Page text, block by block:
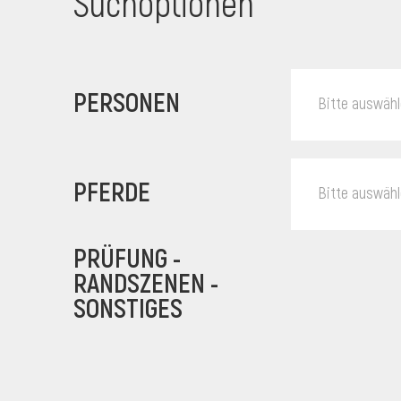
PERSONEN Bitte
PFERDE Bitte
PRÜFUNG -
RANDSZENEN -
SONSTIGES